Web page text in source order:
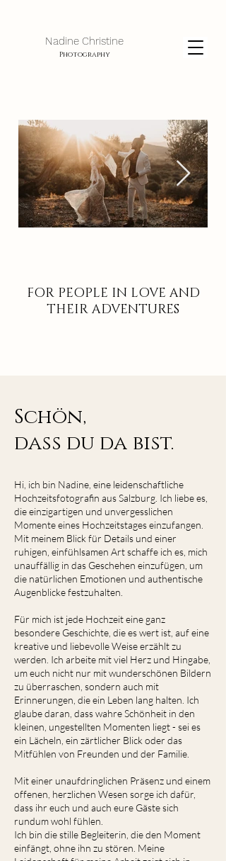
Nadine Christine
Photography
Schön,
dass du da bist.
Hi, ich bin Nadine, eine leidenschaftliche
Hochzeitsfotografin aus Salzburg. Ich liebe es,
die einzigartigen und unvergesslichen
Momente eines Hochzeitstages einzufangen.
Mit meinem Blick für Details und einer
ruhigen, einfühlsamen Art schaffe ich es, mich
unauffällig in das Geschehen einzufügen, um
die natürlichen Emotionen und authentische
Augenblicke festzuhalten.
Für mich ist jede Hochzeit eine ganz
besondere Geschichte, die es wert ist, auf eine
kreative und liebevolle Weise erzählt zu
werden. Ich arbeite mit viel Herz und Hingabe,
um euch nicht nur mit wunderschönen Bildern
zu überraschen, sondern auch mit
Erinnerungen, die ein Leben lang halten. Ich
glaube daran, dass wahre Schönheit in den
kleinen, ungestellten Momenten liegt - sei es
ein Lächeln, ein zärtlicher Blick oder das
Mitfühlen von Freunden und der Familie.
Mit einer unaufdringlichen Präsenz und einem
offenen, herzlichen Wesen sorge ich dafür,
dass ihr euch und auch eure Gäste sich
rundum wohl fühlen.
Ich bin die stille Begleiterin, die den Moment
einfängt, ohne ihn zu stören. Meine
FOR PEOPLE IN LOVE AND
THEIR ADVENTURES